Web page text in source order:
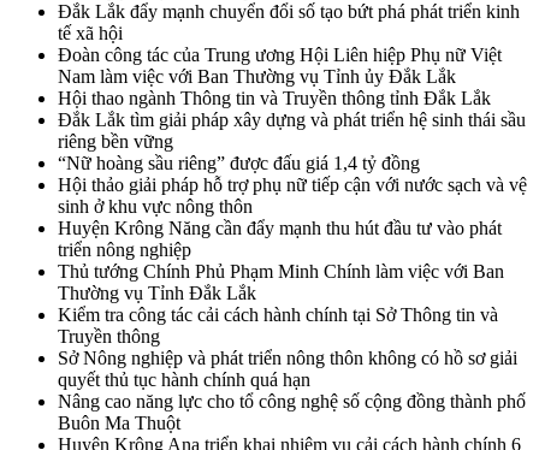
Đắk Lắk đẩy mạnh chuyển đổi số tạo bứt phá phát triển kinh
tế xã hội
Đoàn công tác của Trung ương Hội Liên hiệp Phụ nữ Việt
Nam làm việc với Ban Thường vụ Tỉnh ủy Đắk Lắk
Hội thao ngành Thông tin và Truyền thông tỉnh Đắk Lắk
Đắk Lắk tìm giải pháp xây dựng và phát triển hệ sinh thái sầu
riêng bền vững
“Nữ hoàng sầu riêng” được đấu giá 1,4 tỷ đồng
Hội thảo giải pháp hỗ trợ phụ nữ tiếp cận với nước sạch và vệ
sinh ở khu vực nông thôn
Huyện Krông Năng cần đẩy mạnh thu hút đầu tư vào phát
triển nông nghiệp
Thủ tướng Chính Phủ Phạm Minh Chính làm việc với Ban
Thường vụ Tỉnh Đắk Lắk
Kiểm tra công tác cải cách hành chính tại Sở Thông tin và
Truyền thông
Sở Nông nghiệp và phát triển nông thôn không có hồ sơ giải
quyết thủ tục hành chính quá hạn
Nâng cao năng lực cho tổ công nghệ số cộng đồng thành phố
Buôn Ma Thuột
Huyện Krông Ana triển khai nhiệm vụ cải cách hành chính 6